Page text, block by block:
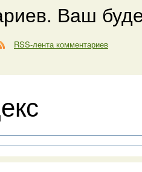
Ваш
RSS-лента комментариев